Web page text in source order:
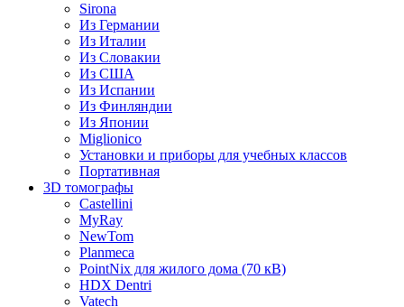
Sirona
Из Германии
Из Италии
Из Словакии
Из США
Из Испании
Из Финляндии
Из Японии
Miglionico
Установки и приборы для учебных классов
Портативная
3D томографы
Castellini
MyRay
NewTom
Planmeca
PointNix для жилого дома (70 кВ)
HDX Dentri
Vatech